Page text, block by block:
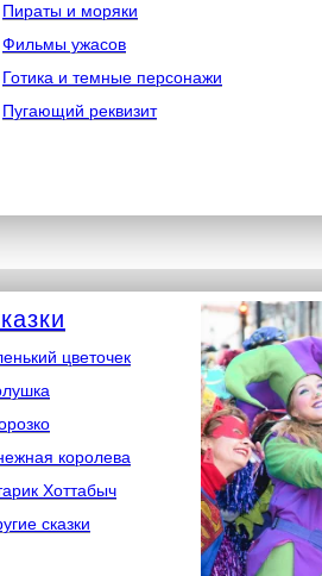
Пираты и моряки
Фильмы ужасов
Готика и темные персонажи
Пугающий реквизит
цветочек
королева
Хоттабыч
сказки